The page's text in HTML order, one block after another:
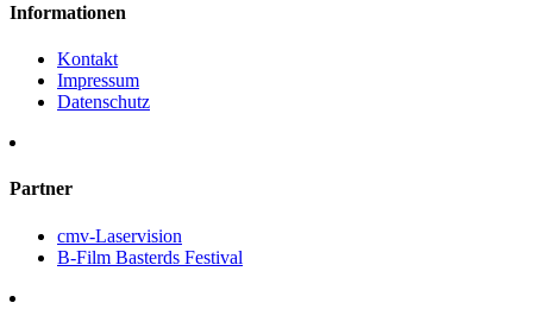
Informationen
Kontakt
Impressum
Datenschutz
Partner
cmv-Laservision
B-Film Basterds Festival